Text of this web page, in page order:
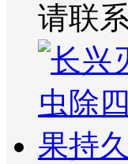
请联